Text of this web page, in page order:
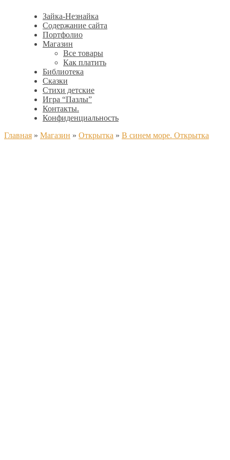
Зайка-Незнайка
Содержание сайта
Портфолио
Магазин
Все товары
Как платить
Библиотека
Сказки
Стихи детские
Игра “Пазлы”
Контакты.
Конфиденциальность
Главная » Магазин » Открытка » В синем море. Открытка